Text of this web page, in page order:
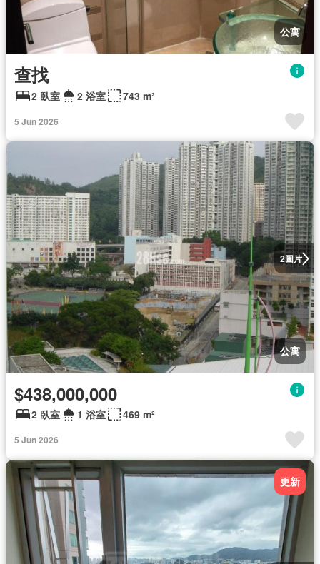
公寓
查找
2 臥室 2 浴室 743 m²
5 Jun 2026
2圖片
公寓
$438,000,000
2 臥室 1 浴室 469 m²
5 Jun 2026
更新